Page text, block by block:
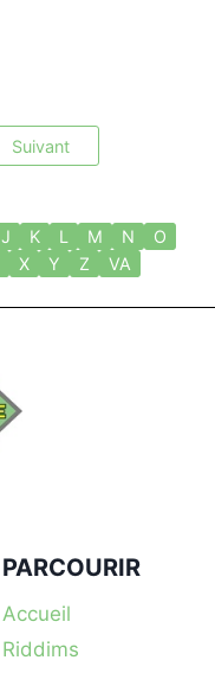
Suivant
J K L M N
O
X Y Z VA
PARCOURIR
Accueil
Riddims